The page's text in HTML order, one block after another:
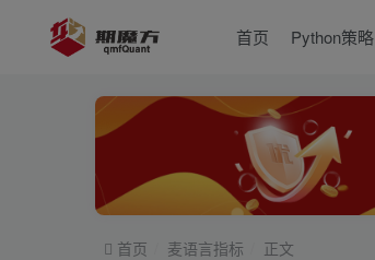
首页 Python策略
首页 麦语言指标 正文